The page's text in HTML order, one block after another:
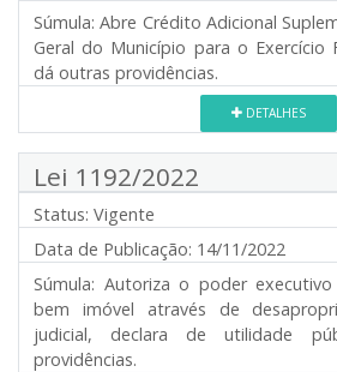
Súmula: Abre Crédito Adicional
Geral do Município para o Exercício
dá outras providências.
DETALHES
Lei 1192/2022
Status: Vigente
Data de Publicação: 14/11/2022
Súmula: Autoriza o poder
bem imóvel através de
judicial, declara de utilidade
providências.